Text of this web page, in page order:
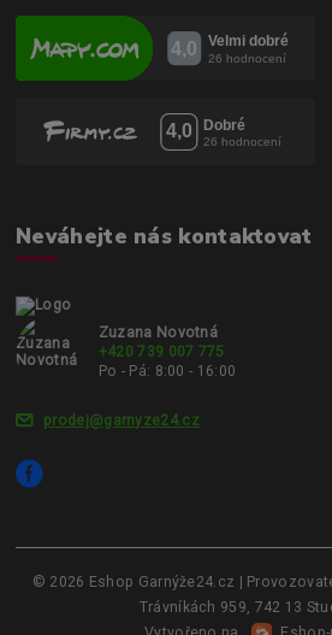
Neváhejte nás kontaktovat
Zuzana Novotná
+420 739 007 775
Po - Pá: 8:00 - 16:00
prodej@garnyze24.cz
© 2026 Eshop Garnýže24.cz |
Trávníkách 959, 742 13